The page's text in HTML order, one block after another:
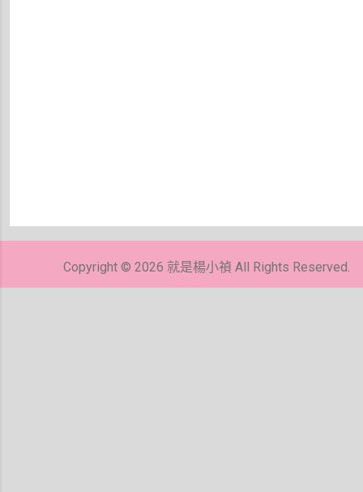
貼
Copyright © 2026 就是楊小禎 All Rights Reserved.